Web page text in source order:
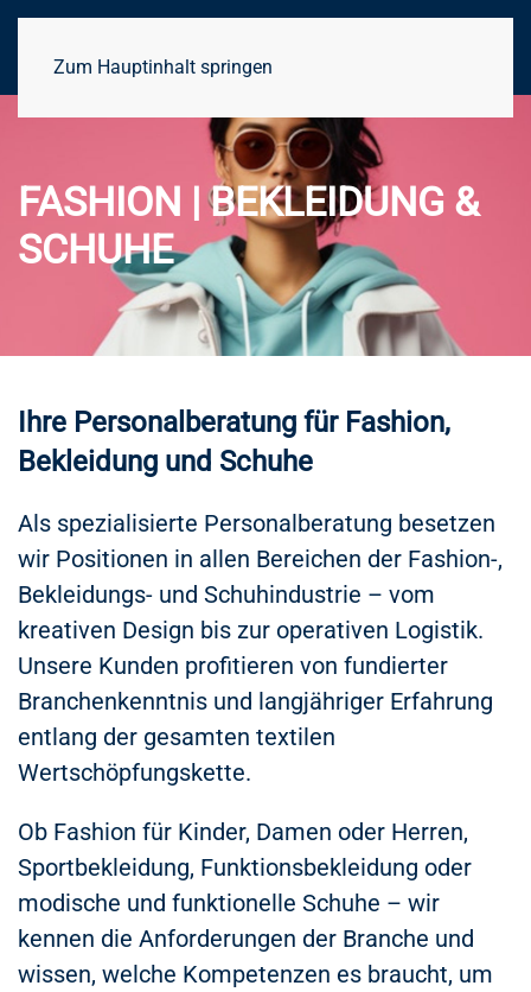
Zum Hauptinhalt springen
FASHION | BEKLEIDUNG &
SCHUHE
Ihre Personalberatung für Fashion,
Bekleidung und Schuhe
Als spezialisierte Personalberatung besetzen
wir Positionen in allen Bereichen der Fashion-,
Bekleidungs- und Schuhindustrie – vom
kreativen Design bis zur operativen Logistik.
Unsere Kunden profitieren von fundierter
Branchenkenntnis und langjähriger Erfahrung
entlang der gesamten textilen
Wertschöpfungskette.
Ob Fashion für Kinder, Damen oder Herren,
Sportbekleidung, Funktionsbekleidung oder
modische und funktionelle Schuhe – wir
kennen die Anforderungen der Branche und
wissen, welche Kompetenzen es braucht, um